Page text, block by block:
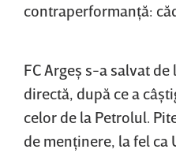
contraperformanţă:
FC Argeş s-a salvat
directă, după ce a
celor de la Petrolul.
de menţinere, la fel ca